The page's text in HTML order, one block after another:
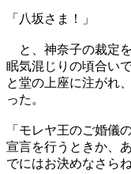
「八坂さま！」
と、神奈子の裁定
眠気混じりの頃合い
と堂の上座に注がれ
った。
「モレヤ王のご婚儀
宣言を行うときか、
でにはお決めなさら